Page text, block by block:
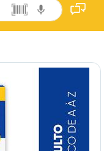
Alagoas
Bahia